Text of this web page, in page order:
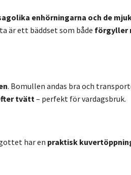
enhörningarna och de
är ett bäddset som både förgyller
. Bomullen andas bra och
tvätt– perfekt för vardagsbruk.
har en praktisk